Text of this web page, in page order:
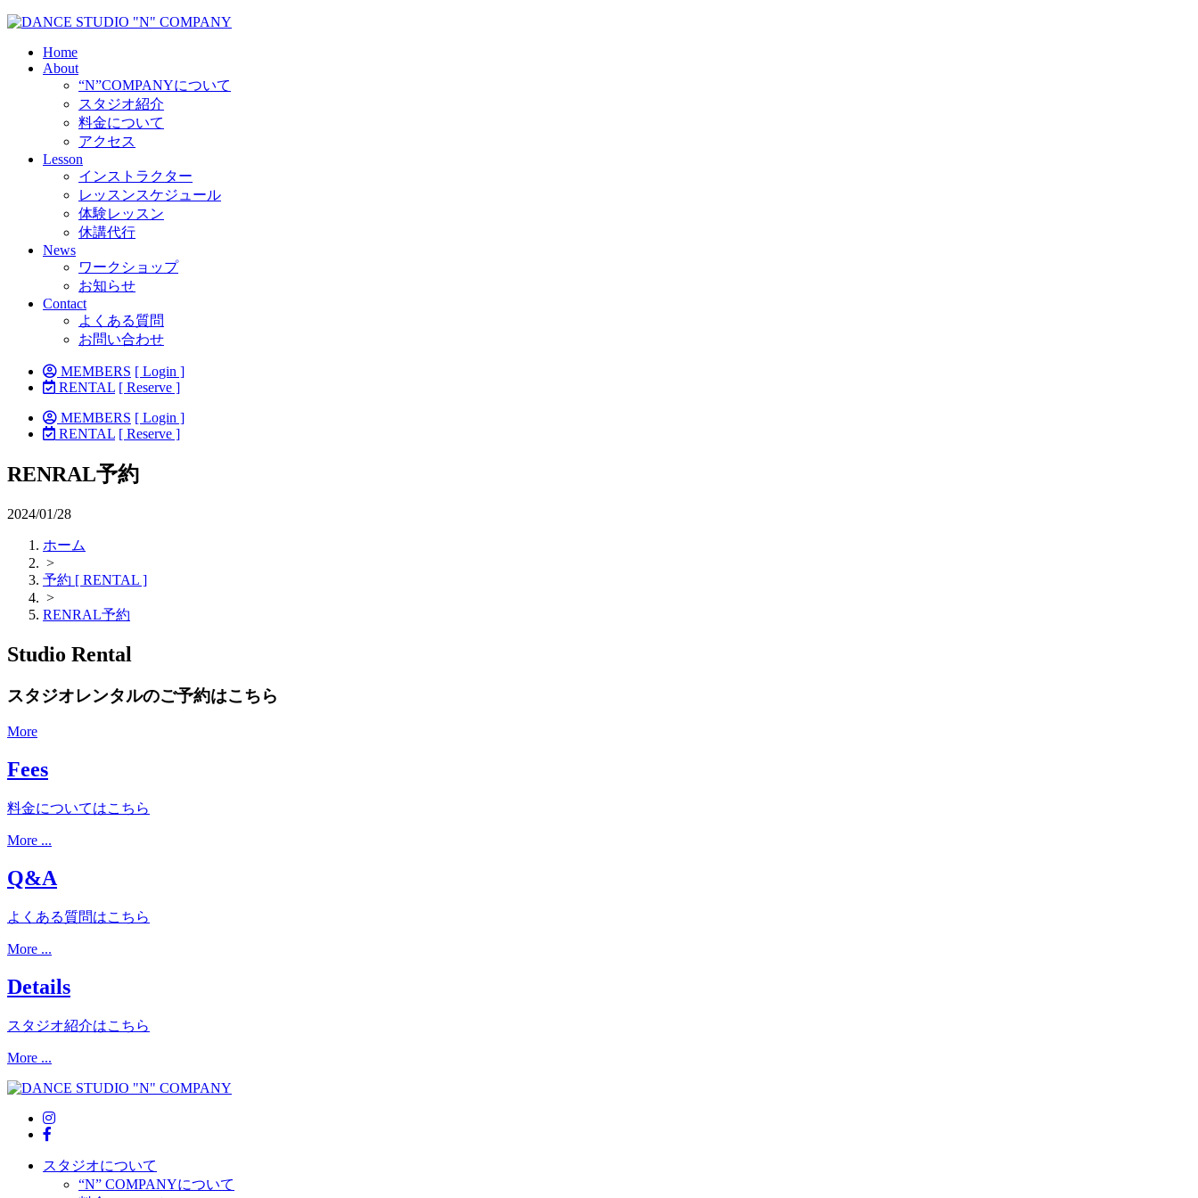
Home
About
“N”COMPANYについて
スタジオ紹介
料金について
アクセス
Lesson
インストラクター
レッスンスケジュール
体験レッスン
休講代行
News
ワークショップ
お知らせ
Contact
よくある質問
お問い合わせ
MEMBERS [ Login ]
RENTAL [ Reserve ]
MEMBERS [ Login ]
RENTAL [ Reserve ]
RENRAL予約
2024/01/28
ホーム
>
予約 [ RENTAL ]
>
RENRAL予約
Studio Rental
スタジオレンタルのご予約はこちら
More
Fees
料金についてはこちら
More ...
Q&A
よくある質問はこちら
More ...
Details
スタジオ紹介はこちら
More ...
スタジオについて
“N” COMPANYについて